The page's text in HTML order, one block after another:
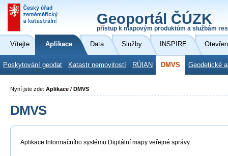
Geoportál ČÚZK
přístup k mapovým produktům a službám
Vítejte Aplikace Data Služby INSPIRE
Poskytování geodat Katastr nemovitostí RÚIAN DMVS Geodetické
Nyní jste zde: Aplikace / DMVS
DMVS
Aplikace Informačního systému Digitální mapy veřejné správy.